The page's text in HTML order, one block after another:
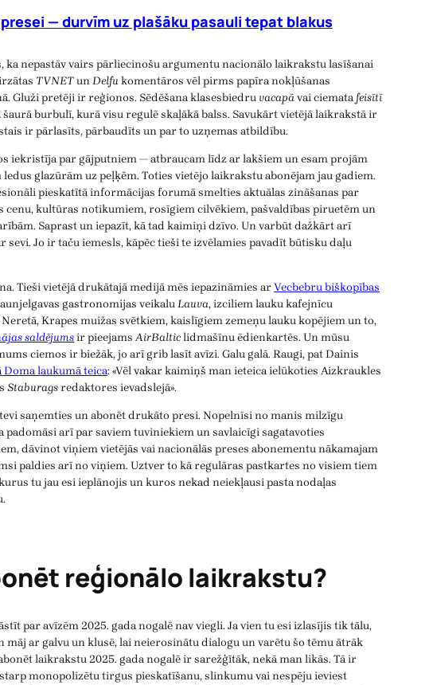
— durvīm uz plašāku pasauli tepat blakus
ka nepastāv vairs pārliecinošu argumentu nacionālo laikrakstu lasīšanai
TVNETunDelfukomentāros vēl pirms papīra nokļūšanas
Gluži pretēji ir reģionos. Sēdēšana klasesbiedruvacapāvai ciematafeisītī
burbulī, kurā visu regulē skaļākā balss. Savukārt vietējā laikrakstā ir
ir pārlasīts, pārbaudīts un par to uzņemas atbildību.
iekristīja par gājputniem — atbraucam līdz ar lakšiem un esam projām
glazūrām uz peļķēm. Toties vietējo laikrakstu abonējam jau gadiem.
pieskatītā informācijas forumā smelties aktuālas zināšanas par
cenu, kultūras notikumiem, rosīgiem cilvēkiem, pašvaldības piruetēm un
Saprast un iepazīt, kā tad kaimiņi dzīvo. Un varbūt dažkārt arī
sevi. Jo ir taču iemesls, kāpēc tieši te izvēlamies pavadīt būtisku daļu
Tieši vietējā drukātajā medijā mēs iepazināmies arVecbebru biškopības
gastronomijas veikaluLauva, izciliem lauku kafejnīcu
Krapes muižas svētkiem, kaislīgiem zemeņu lauku kopējiem un to,
saldējumsir pieejamsAirBalticlidmašīnu ēdienkartēs. Un mūsu
ciemos ir biežāk, jo arī grib lasīt avīzi. Galu galā. Raugi, pat Dainis
Doma laukumā teica: «Vēl vakar kaimiņš man ieteica ielūkoties Aizkraukles
Staburagsredaktores ievadslejā».
saņemties un abonēt drukāto presi. Nopelnīsi no manis milzīgu
padomāsi arī par saviem tuviniekiem un savlaicīgi sagatavoties
dāvinot viņiem vietējās vai nacionālās preses abonementu nākamajam
paldies arī no viņiem. Uztver to kā regulāras pastkartes no visiem tiem
tu jau esi ieplānojis un kuros nekad neiekļausi pasta nodaļas
reģionālo laikrakstu?
par avīzēm 2025. gada nogalē nav viegli. Ja vien tu esi izlasījis tik tālu,
māj ar galvu un klusē, lai neierosinātu dialogu un varētu šo tēmu ātrāk
laikrakstu 2025. gada nogalē ir sarežģītāk, nekā man likās. Tā ir
monopolizētu tirgus pieskatīšanu, slinkumu vai nespēju ieviest